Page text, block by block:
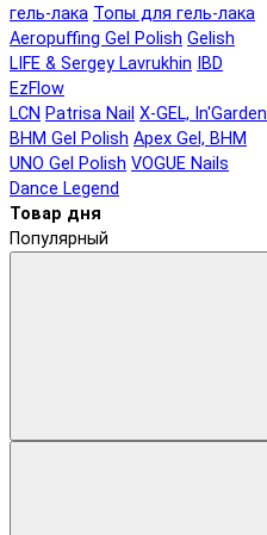
гель-лака Топы для гель-лака
Aeropuffing Gel Polish Gelish
LIFE & Sergey Lavrukhin
IBD
EzFlow
LCN Patrisa Nail X-GEL, In'Garden
BHM Gel Polish Apex Gel, BHM
UNO Gel Polish VOGUE Nails
Dance Legend
Товар дня
Популярный